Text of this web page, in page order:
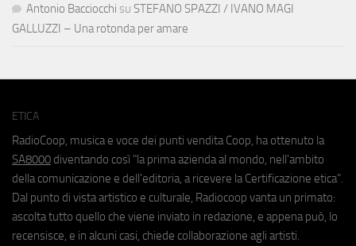
Antonio Bacciocchi su STEFANO SPAZZI / IVANO MAGI
GALLUZZI – Una rotonda per amare
ETICA
RadioCoop, musica e voce dei punti vendita Coop, ha ottenuto la
SA8000 diventando così "la prima azienda al mondo, nell'ambito
della comunicazione e dell'editoria, a ricevere la Certificazione etica".
Dal punto di vista artistico e culturale, Radiocoop vanta un primato:
ascolta tutto quello che viene inviato in redazione, e appena può, lo
recensisce, e in alcuni casi, chiede collaborazione agli artisti.